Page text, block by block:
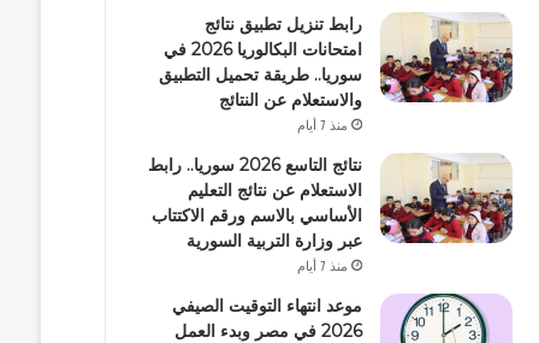
رابط تنزيل تطبيق نتائج
امتحانات البكالوريا 2026 في
سوريا.. طريقة تحميل التطبيق
والاستعلام عن النتائج
منذ 7 أيام
نتائج التاسع 2026 سوريا.. رابط
الاستعلام عن نتائج التعليم
الأساسي بالاسم ورقم الاكتتاب
عبر وزارة التربية السورية
منذ 7 أيام
موعد انتهاء التوقيت الصيفي
2026 في مصر وبدء العمل